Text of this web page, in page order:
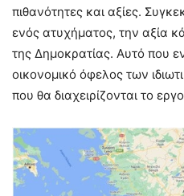
πιθανότητες και αξίες.
ενός ατυχήματος, την αξία
της Δημοκρατίας. Αυτό που
οικονομικό όφελος των
που θα διαχειρίζονται το